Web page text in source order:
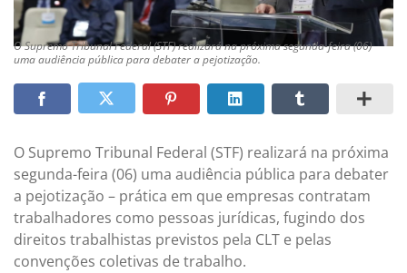
O Supremo Tribunal Federal (STF) realizará na próxima segunda-feira (06)
uma audiência pública para debater a pejotização.
O Supremo Tribunal Federal (STF) realizará na próxima
segunda-feira (06) uma audiência pública para debater
a pejotização – prática em que empresas contratam
trabalhadores como pessoas jurídicas, fugindo dos
direitos trabalhistas previstos pela CLT e pelas
convenções coletivas de trabalho.